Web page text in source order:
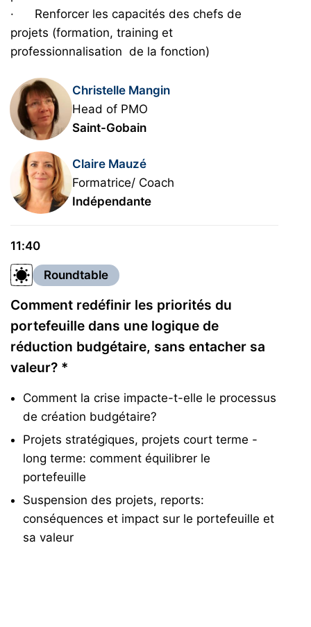
· Renforcer les capacités des chefs de
projets (formation, training et
professionnalisation de la fonction)
Christelle Mangin
Head of PMO
Saint-Gobain
Claire Mauzé
Formatrice/ Coach
Indépendante
11:40
Roundtable
Comment redéfinir les priorités du
portefeuille dans une logique de
réduction budgétaire, sans entacher sa
valeur? *
Comment la crise impacte-t-elle le processus
de création budgétaire?
Projets stratégiques, projets court terme -
long terme: comment équilibrer le
portefeuille
Suspension des projets, reports:
conséquences et impact sur le portefeuille et
sa valeur